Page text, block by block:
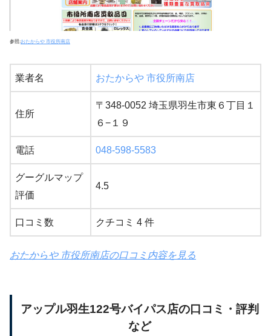
参照:おたからや 市役所南店
業者名 おたからや 市役所南店
住所
〒348-0052 埼玉県羽生市東６丁目１
６−１９
電話 048-598-5583
グーグルマップ
評価
4.5
口コミ数 クチコミ 4 件
おたからや 市役所南店の口コミ内容を見る
アップル羽生122号バイパス店の口コミ・評判
など